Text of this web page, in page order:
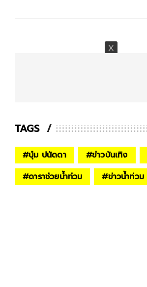
TAGS
#บุ๋ม ปนัดดา #ข่าวบันเทิง
#ดาราช่วยน้ำท่วม #ข่าวน้ำท่วม